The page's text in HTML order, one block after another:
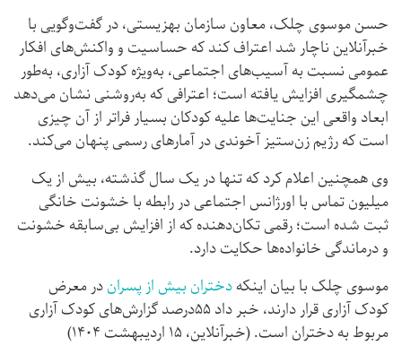
حسن موسوی چلک، معاون سازمان بهزیستی، در گفت‌وگویی با
خبرآنلاین ناچار شد اعتراف کند که حساسیت و واکنش‌های افکار
عمومی نسبت به آسیب‌های اجتماعی، به‌ویژه کودک آزاری، به‌طور
چشمگیری افزایش یافته است؛ اعترافی که به‌روشنی نشان می‌دهد
ابعاد واقعی این جنایت‌ها علیه کودکان بسیار فراتر از آن چیزی
است که رژیم زن‌ستیز آخوندی در آمارهای رسمی پنهان می‌کند.
وی همچنین اعلام کرد که تنها در یک سال گذشته، بیش از یک
میلیون تماس با اورژانس اجتماعی در رابطه با خشونت خانگی
ثبت شده است؛ رقمی تکان‌دهنده که از افزایش بی‌سابقه خشونت
و درماندگی خانواده‌ها حکایت دارد.
موسوی چلک با بیان اینکهدختران بیش از پسراندر معرض
کودک آزاری قرار دارند، خبر داد ۵۵درصد گزارش‌های کودک آزاری‌
مربوط به دختران است. (خبرآنلاین، ۱۵ اردیبهشت ۱۴۰۴)